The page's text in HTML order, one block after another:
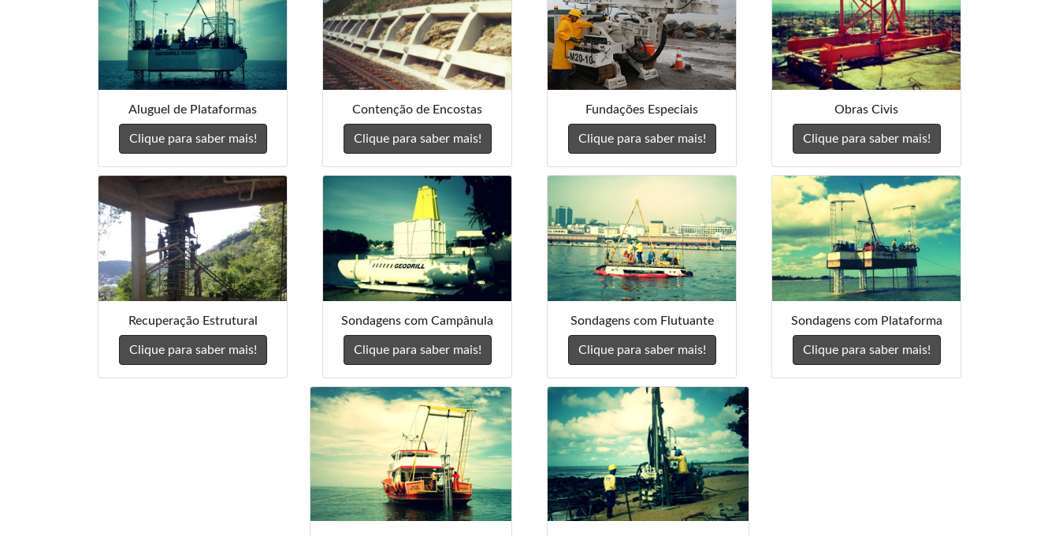
Aluguel de Plataformas
Clique para saber mais!
Contenção de Encostas
Clique para saber mais!
Fundações Especiais
Clique para saber mais!
Obras Civis
Clique para saber mais!
Recuperação Estrutural
Clique para saber mais!
Sondagens com Campânula
Clique para saber mais!
Sondagens com Flutuante
Clique para saber mais!
Sondagens com Plataforma
Clique para saber mais!